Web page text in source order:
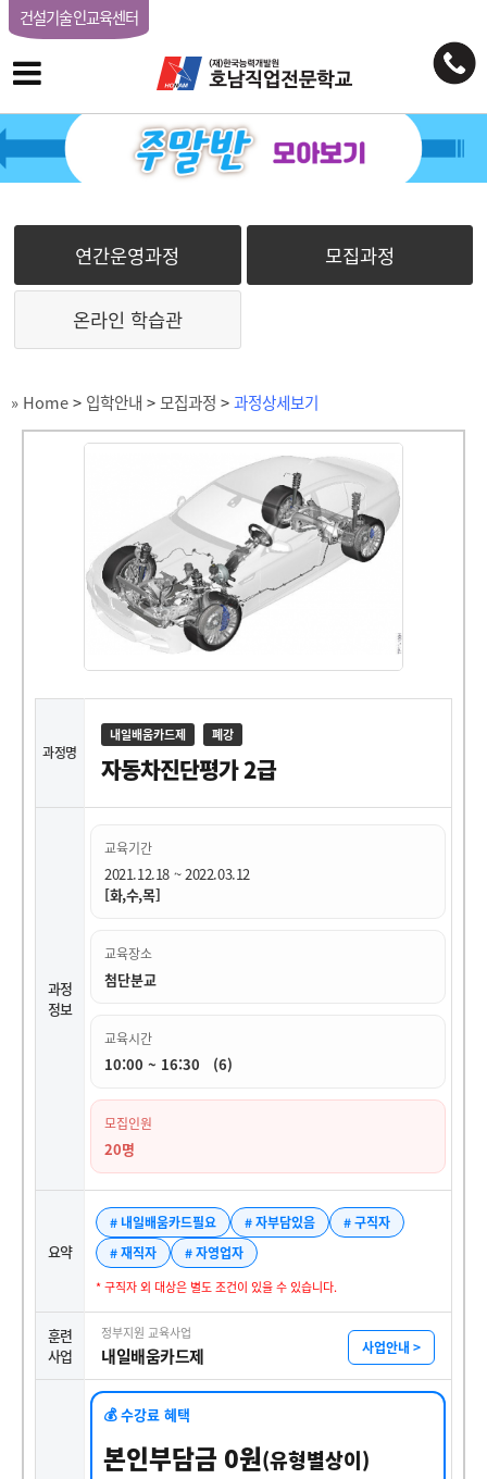
건설기술인교육센터
연간운영과정 모집과정
온라인 학습관
» Home> 입학안내 >모집과정 >과정상세보기
과정명
내일배움카드제 폐강
자동차진단평가 2급
과정
정보
교육기간
2021.12.18 ~ 2022.03.12
[화,수,목]
교육장소
첨단분교
교육시간
10:00 ~ 16:30 (6)
모집인원
20명
요약
# 내일배움카드필요 # 자부담있음
# 구직자
# 재직자
# 자영업자
* 구직자 외 대상은 별도 조건이 있을 수 있습니다.
훈련
사업
정부지원 교육사업
내일배움카드제 사업안내 >
💰 수강료 혜택
본인부담금 0원(유형별상이)